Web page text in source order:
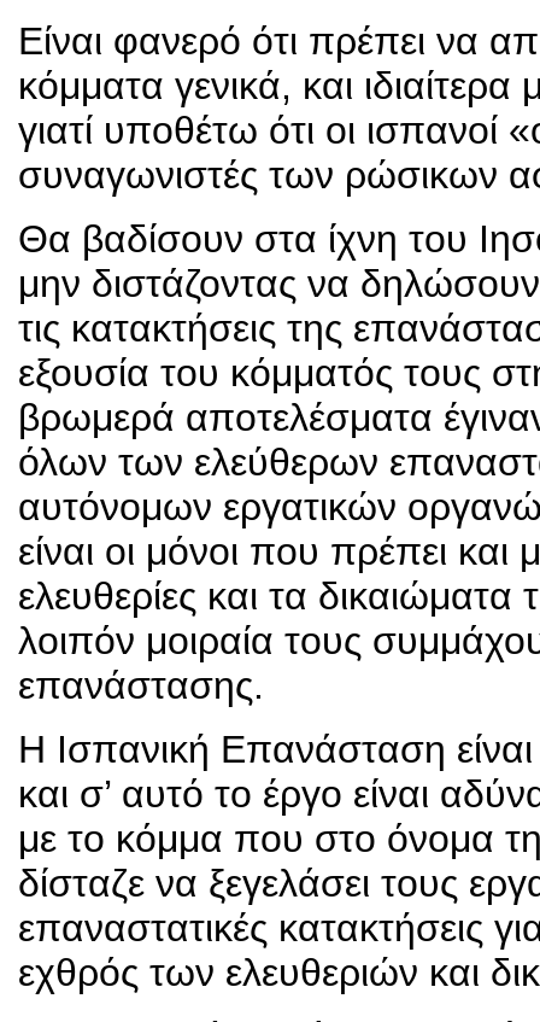
Είναι φανερό ότι πρέπει να
κόμματα γενικά, και
γιατί υποθέτω ότι οι ισπανοί
συναγωνιστές των ρώσικων
Θα βαδίσουν στα ίχνη του
μην διστάζοντας να
τις κατακτήσεις της
εξουσία του κόμματός τους
βρωμερά αποτελέσματα
όλων των ελεύθερων
αυτόνομων εργατικών
είναι οι μόνοι που πρέπει
ελευθερίες και τα
λοιπόν μοιραία τους
επανάστασης.
Η Ισπανική Επανάσταση
και σ’ αυτό το έργο είναι
με το κόμμα που στο όνομα
δίσταζε να ξεγελάσει τους
επαναστατικές κατακτήσεις
εχθρός των ελευθεριών και